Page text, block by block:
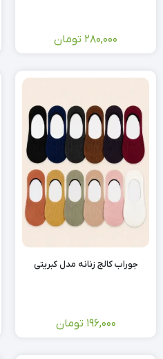
280,000 تومان
جوراب کالج زنانه مدل کبریتی
196,000 تومان